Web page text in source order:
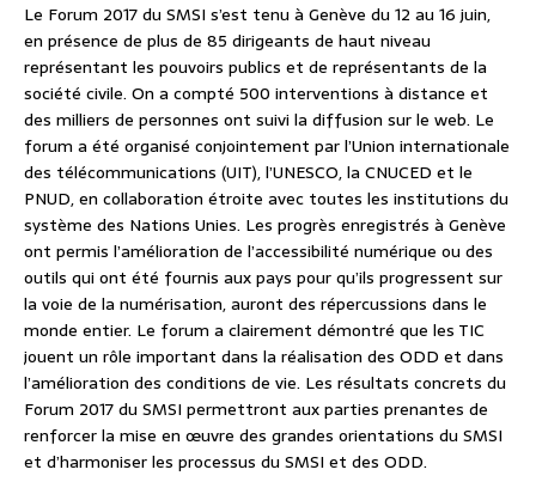
Le Forum 2017 du SMSI s’est tenu à Genève du 12 au 16 juin,
en présence de plus de 85 dirigeants de haut niveau
représentant les pouvoirs publics et de représentants de la
société civile. On a compté 500 interventions à distance et
des milliers de personnes ont suivi la diffusion sur le web. Le
forum a été organisé conjointement par l’Union internationale
des télécommunications (UIT), l’UNESCO, la CNUCED et le
PNUD, en collaboration étroite avec toutes les institutions du
système des Nations Unies. Les progrès enregistrés à Genève
ont permis l’amélioration de l’accessibilité numérique ou des
outils qui ont été fournis aux pays pour qu’ils progressent sur
la voie de la numérisation, auront des répercussions dans le
monde entier. Le forum a clairement démontré que les TIC
jouent un rôle important dans la réalisation des ODD et dans
l’amélioration des conditions de vie. Les résultats concrets du
Forum 2017 du SMSI permettront aux parties prenantes de
renforcer la mise en œuvre des grandes orientations du SMSI
et d’harmoniser les processus du SMSI et des ODD.